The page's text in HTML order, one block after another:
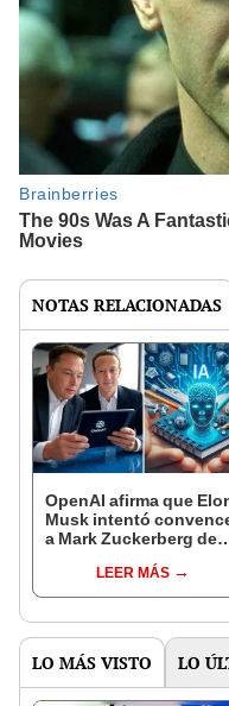
NOTAS RELACIONADAS
OpenAI afirma que
Musk intentó
a Mark Zuckerberg de
juntosLEER MÁS
LO MÁS VISTO LO